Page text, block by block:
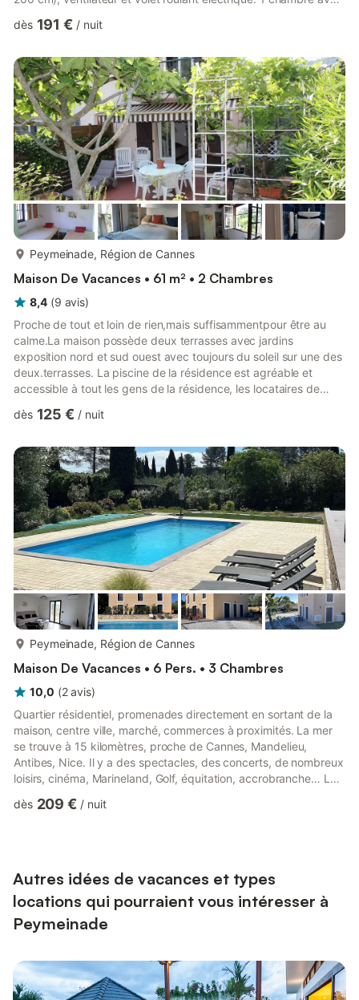
volet roulant électrique. Cuisine ouverte dans l'entrée (1 plaque
électrique, micro-ondes, cafetière électrique). Sortie sur la
terrasse. Bain/WC, douche/WC. À l'étage ...
dès 191 € / nuit
Peymeinade, Région de Cannes
Maison De Vacances • 61 m² • 2 Chambres
8,4 (9 avis)
Proche de tout et loin de rien,mais suffisammentpour être au
calme.La maison possède deux terrasses avec jardins
exposition nord et sud ouest avec toujours du soleil sur une des
deux.terrasses. La piscine de la résidence est agréable et
accessible à tout les gens de la résidence, les locataires de
la résidence. Les plantes aromatiques qui poussent dans le
arrosage le soir sera nécessaire. Dans un des 2 jardins il y a un
figuier qui fait des figues délicieuses, ...
dès 125 € / nuit
Peymeinade, Région de Cannes
Maison De Vacances • 6 Pers. • 3 Chambres
10,0 (2 avis)
Quartier résidentiel, promenades directement en sortant de la
maison, centre ville, marché, commerces à proximités. La mer
se trouve à 15 kilomètres, proche de Cannes, Mandelieu,
Antibes, Nice. Il y a des spectacles, des concerts, de nombreux
loisirs, cinéma, Marineland, Golf, équitation, accrobranche… La
4m. La location, neuve, est entièrement meublée et équipée,
dès 209 € / nuit
Autres idées de vacances et types
locations qui pourraient vous intéresser à
Peymeinade